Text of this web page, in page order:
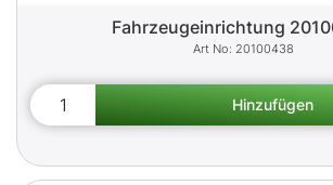
Fahrzeugeinrichtung
20100438